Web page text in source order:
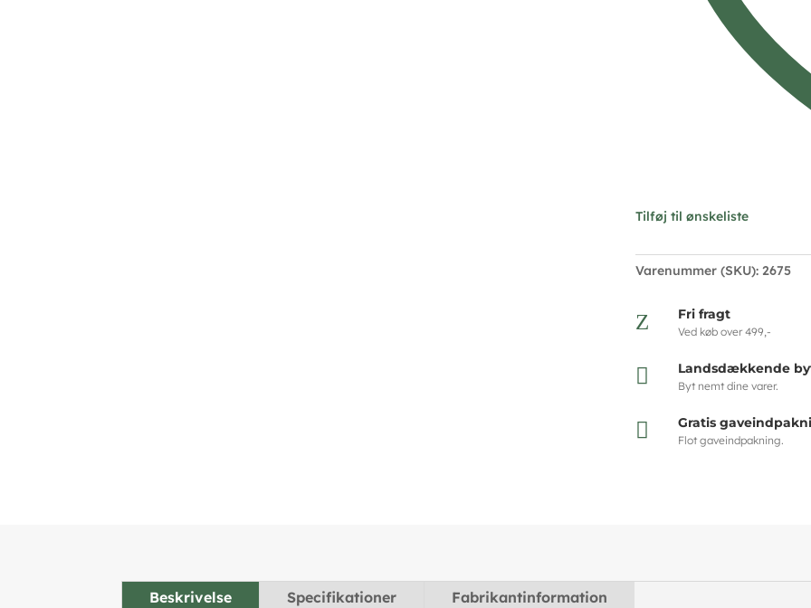
Tilføj til ønskeliste
Varenummer (SKU): 2675
Z Fri fragt
Ved køb over 499,-
 Landsdækkende
Byt nemt dine varer.
 Gratis
Flot gaveindpakning.
Beskrivelse Specifikationer Fabrikantinformation